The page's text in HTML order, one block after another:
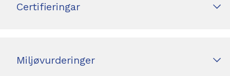
Certifieringar
Miljøvurderinger